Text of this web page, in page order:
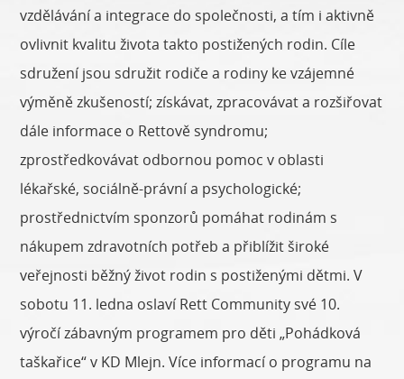
vzdělávání a integrace do společnosti, a tím i aktivně
ovlivnit kvalitu života takto postižených rodin. Cíle
sdružení jsou sdružit rodiče a rodiny ke vzájemné
výměně zkušeností; získávat, zpracovávat a rozšiřovat
dále informace o Rettově syndromu;
zprostředkovávat odbornou pomoc v oblasti
lékařské, sociálně-právní a psychologické;
prostřednictvím sponzorů pomáhat rodinám s
nákupem zdravotních potřeb a přiblížit široké
veřejnosti běžný život rodin s postiženými dětmi. V
sobotu 11. ledna oslaví Rett Community své 10.
výročí zábavným programem pro děti „Pohádková
taškařice“ v KD Mlejn. Více informací o programu na